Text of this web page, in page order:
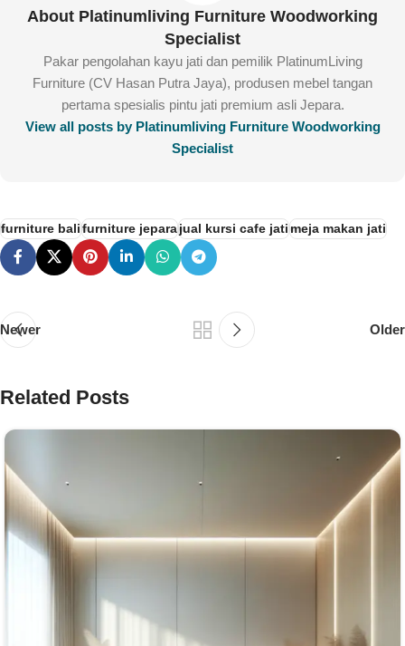
About Platinumliving Furniture Woodworking
Specialist
Pakar pengolahan kayu jati dan pemilik PlatinumLiving
Furniture (CV Hasan Putra Jaya), produsen mebel tangan
pertama spesialis pintu jati premium asli Jepara.
View all posts by Platinumliving Furniture Woodworking
Specialist
furniture bali furniture jeparajual kursi cafe jati meja makan jati
Newer Older
Related Posts